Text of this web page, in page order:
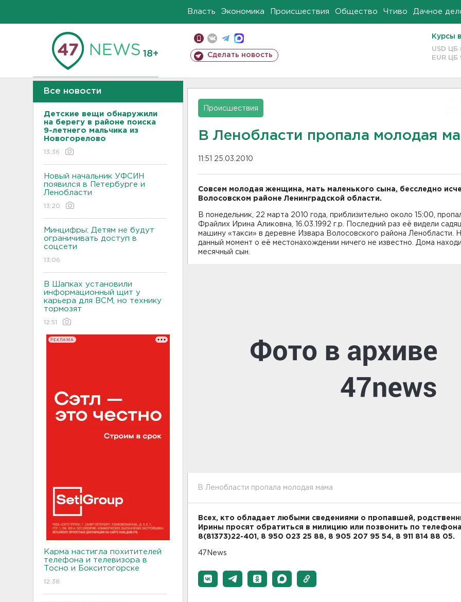
Власть Экономика Происшествия Общество Чтиво Дачное
18+ Сделать новость
Курсы
USD ЦБ
EUR ЦБ
Все новости
Детские вещи обнаружили
на берегу в районе поиска
9-летнего мальчика из
Новогорелово
13:36
Новый начальник УФСИН
появился в Петербурге и
Ленобласти
13:20
Минцифры: Детям не будут
ограничивать доступ в
соцсети
13:06
В Шапках установили
информационный щит у
карьера для ВСМ, но технику
тормозят
12:51
РЕКЛАМА
Карма настигла похитителей
телефона и телевизора в
Тосно и Бокситогорске
12:38
Происшествия
В Ленобласти пропала молодая
11:51 25.03.2010
Совсем молодая женщина, мать маленького сына, бесследно
Волосовском районе Ленинградской области.
В понедельник, 22 марта 2010 года, приблизительно около 15:00,
Фрайлих Ирина Аликовна, 16.03.1992 г.р. Последний раз её видели
машину «такси» в деревне Извара Волосовского района Ленобласти.
данный момент о её местонахождении ничего не известно. Дома
месячный сын.
В Ленобласти пропала молодая мама
Всех, кто обладает любыми сведениями о пропавшей,
Ирины просят обратиться в милицию или позвонить по
8(81373)22-401, 8 950 023 25 88, 8 905 207 95 54, 8 911 814 88 05.
47News